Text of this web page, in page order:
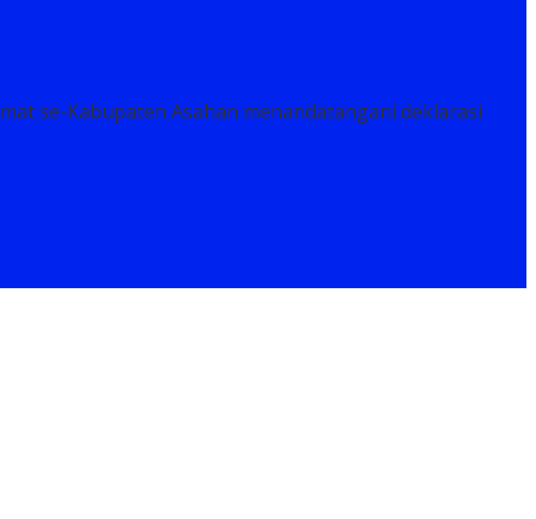
se-Kabupaten Asahan menandatangani deklarasi